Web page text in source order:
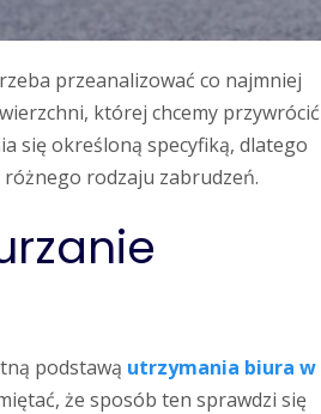
przeanalizować co najmniej
której chcemy przywrócić
się określoną specyfiką, dlatego
rodzaju zabrudzeń.
podstawą utrzymania biura w
że sposób ten sprawdzi się